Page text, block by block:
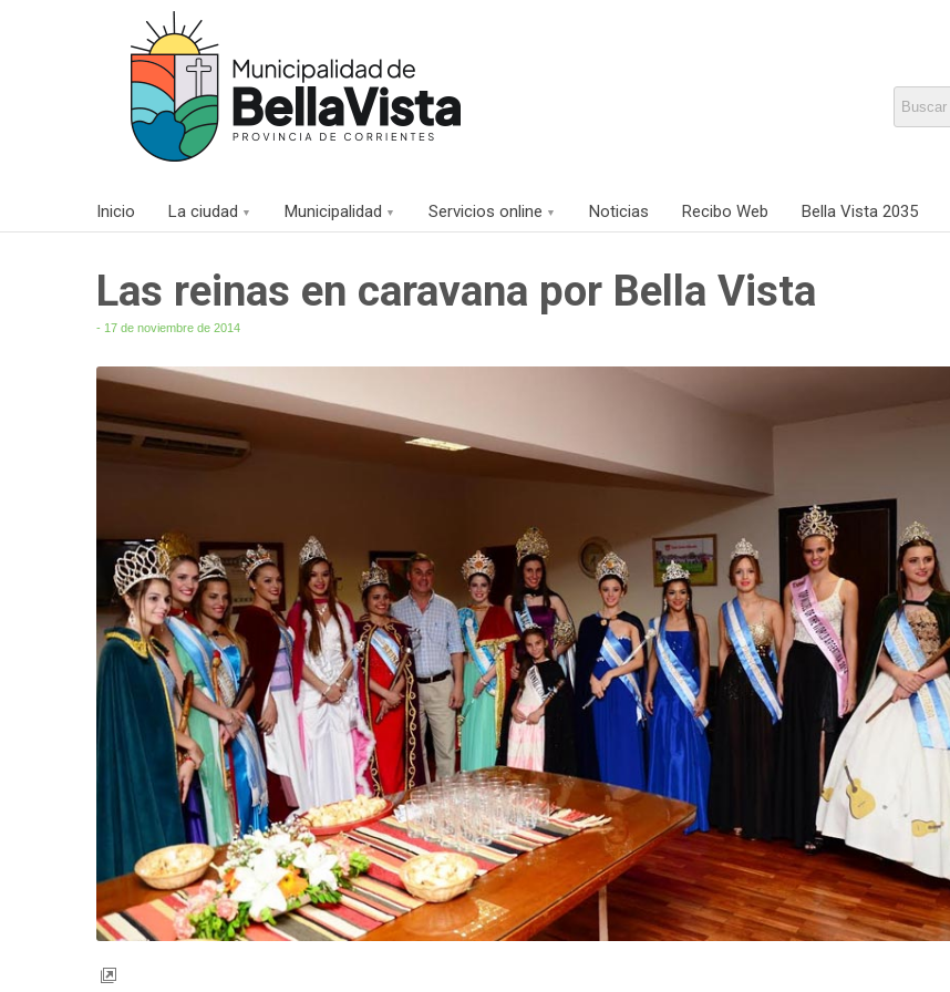
Inicio La ciudad Municipalidad Servicios online Noticias Recibo Web Bella Vista 2035
Las reinas en caravana por Bella Vista
- 17 de noviembre de 2014